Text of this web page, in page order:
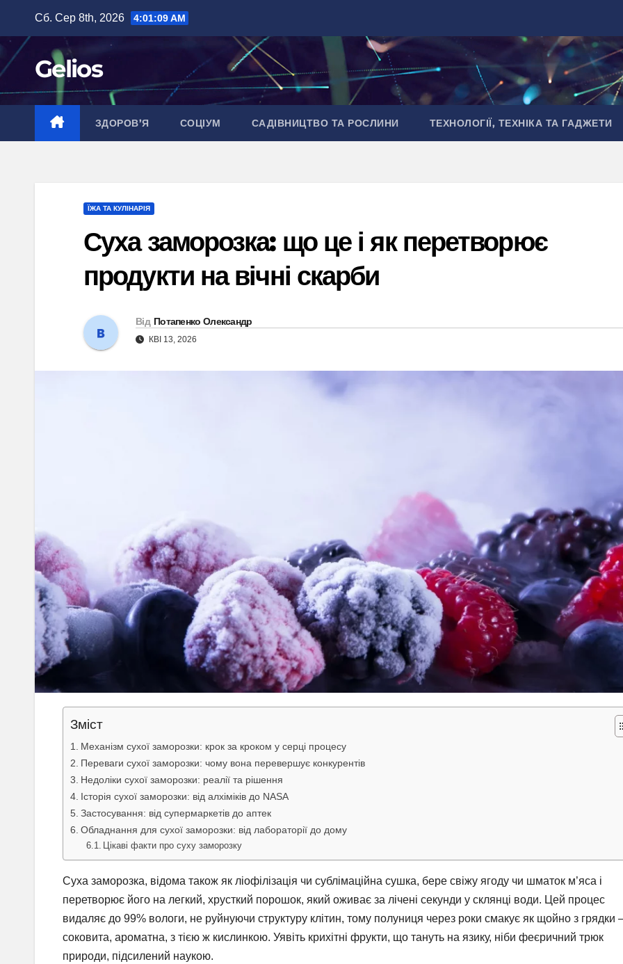
вмісту
Сб. Сер 8th, 2026 4:01:10 AM
Gelios
ЗДОРОВ’Я СОЦІУМ САДІВНИЦТВО ТА РОСЛИНИ ТЕХНОЛОГІЇ, ТЕХНІКА ТА ГАДЖЕТИ
ЇЖА ТА КУЛІНАРІЯ
Суха заморозка: що це і як перетворює
продукти на вічні скарби
Від Потапенко Олександр
КВІ 13, 2026
Зміст
Механізм сухої заморозки: крок за кроком у серці процесу
Переваги сухої заморозки: чому вона перевершує конкурентів
Недоліки сухої заморозки: реалії та рішення
Історія сухої заморозки: від алхіміків до NASA
Застосування: від супермаркетів до аптек
Обладнання для сухої заморозки: від лабораторії до дому
Цікаві факти про суху заморозку
Суха заморозка, відома також як ліофілізація чи сублімаційна сушка, бере свіжу ягоду чи шматок м’яса і
перетворює його на легкий, хрусткий порошок, який оживає за лічені секунди у склянці води. Цей процес
видаляє до 99% вологи, не руйнуючи структуру клітин, тому полуниця через роки смакує як щойно з грядки
соковита, ароматна, з тією ж кислинкою. Уявіть крихітні фрукти, що тануть на язику, ніби феєричний трюк
природи, підсилений наукою.